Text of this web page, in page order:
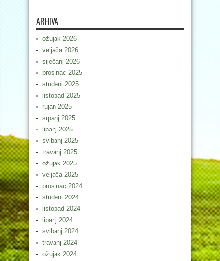
ARHIVA
ožujak 2026
veljača 2026
siječanj 2026
prosinac 2025
studeni 2025
listopad 2025
rujan 2025
srpanj 2025
lipanj 2025
svibanj 2025
travanj 2025
ožujak 2025
veljača 2025
prosinac 2024
studeni 2024
listopad 2024
lipanj 2024
svibanj 2024
travanj 2024
ožujak 2024